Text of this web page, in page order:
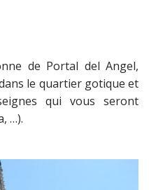
de Portal del Angel,
le quartier gotique et
qui vous seront
…).